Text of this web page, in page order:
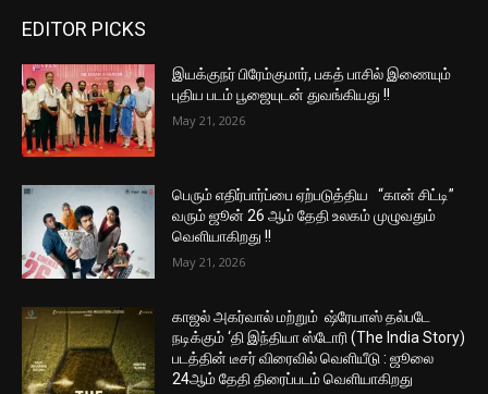
EDITOR PICKS
இயக்குநர் பிரேம்குமார், பகத் பாசில் இணையும்
புதிய படம் பூஜையுடன் துவங்கியது !!
May 21, 2026
பெரும் எதிர்பார்ப்பை ஏற்படுத்திய “கான் சிட்டி”
வரும் ஜூன் 26 ஆம் தேதி உலகம் முழுவதும்
வெளியாகிறது !!
May 21, 2026
காஜல் அகர்வால் மற்றும் ஷ்ரேயாஸ் தல்படே
நடிக்கும் ‘தி இந்தியா ஸ்டோரி (The India Story)
படத்தின் டீசர் விரைவில் வெளியீடு : ஜூலை
24ஆம் தேதி திரைப்படம் வெளியாகிறது